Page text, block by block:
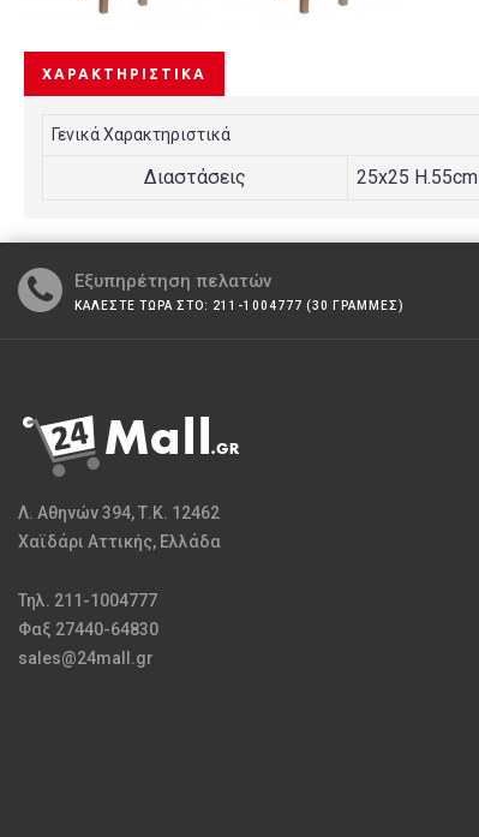
ΧΑΡΑΚΤΗΡΙΣΤΙΚΆ
Γενικά Χαρακτηριστικά
Διαστάσεις 25x25 H.55cm
Εξυπηρέτηση πελατών
ΚΑΛΕΣΤΕ ΤΩΡΑ ΣΤΟ: 211-1004777 (30 ΓΡΑΜΜΕΣ)
Λ. Αθηνών 394, Τ.Κ. 12462
Χαϊδάρι Αττικής, Ελλάδα
Τηλ. 211-1004777
Φαξ 27440-64830
sales@24mall.gr